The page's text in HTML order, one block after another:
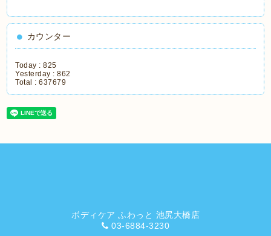
カウンター
Today :825
Yesterday :862
Total :637679
ボディケア ふわっと 池尻大橋店
03-6884-3230